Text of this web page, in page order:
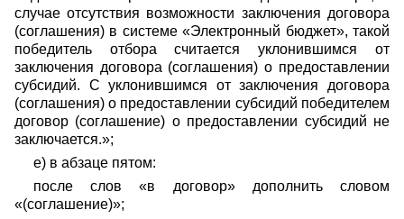
случае отсутствия возможности заключения договора
(соглашения) в системе «Электронный бюджет», такой
победитель отбора считается уклонившимся от
заключения договора (соглашения) о предоставлении
субсидий. С уклонившимся от заключения договора
(соглашения) о предоставлении субсидий победителем
договор (соглашение) о предоставлении субсидий не
заключается.»;
е) в абзаце пятом:
после слов «в договор» дополнить словом
«(соглашение)»;